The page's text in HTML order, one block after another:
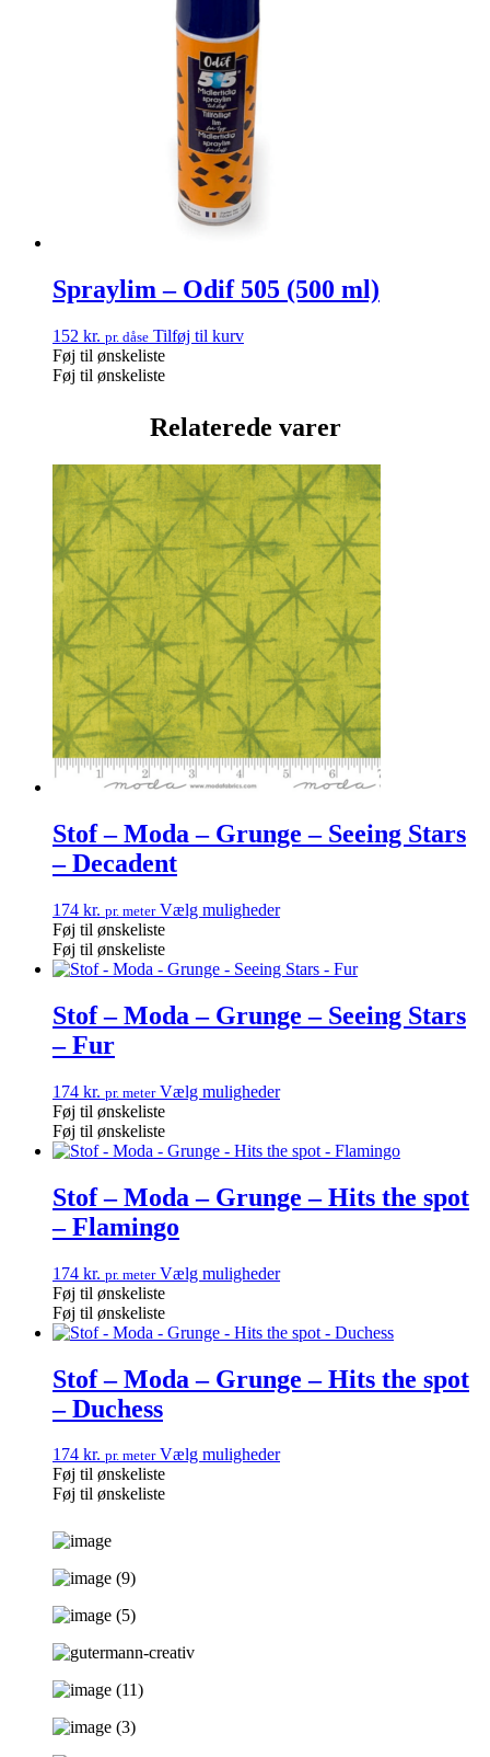
Spraylim – Odif 505 (500 ml)
152 kr. pr. dåse Tilføj til kurv
Føj til ønskeliste
Føj til ønskeliste
Relaterede varer
Stof – Moda – Grunge – Seeing Stars
– Decadent
174 kr. pr. meter Vælg muligheder
Føj til ønskeliste
Føj til ønskeliste
Stof – Moda – Grunge – Seeing Stars
– Fur
174 kr. pr. meter Vælg muligheder
Føj til ønskeliste
Føj til ønskeliste
Stof – Moda – Grunge – Hits the spot
– Flamingo
174 kr. pr. meter Vælg muligheder
Føj til ønskeliste
Føj til ønskeliste
Stof – Moda – Grunge – Hits the spot
– Duchess
174 kr. pr. meter Vælg muligheder
Føj til ønskeliste
Føj til ønskeliste